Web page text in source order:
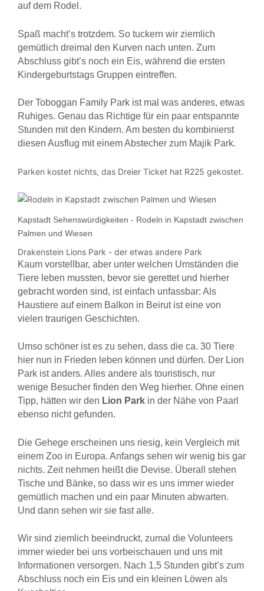
auf dem Rodel.
Spaß macht’s trotzdem. So tuckern wir ziemlich
gemütlich dreimal den Kurven nach unten. Zum
Abschluss gibt’s noch ein Eis, während die ersten
Kindergeburtstags Gruppen eintreffen.
Der Toboggan Family Park ist mal was anderes, etwas
Ruhiges. Genau das Richtige für ein paar entspannte
Stunden mit den Kindern. Am besten du kombinierst
diesen Ausflug mit einem Abstecher zum Majik Park.
Parken kostet nichts, das Dreier Ticket hat R225 gekostet.
Kapstadt Sehenswürdigkeiten - Rodeln in Kapstadt zwischen
Palmen und Wiesen
Drakenstein Lions Park - der etwas andere Park
Kaum vorstellbar, aber unter welchen Umständen die
Tiere leben mussten, bevor sie gerettet und hierher
gebracht worden sind, ist einfach unfassbar: Als
Haustiere auf einem Balkon in Beirut ist eine von
vielen traurigen Geschichten.
Umso schöner ist es zu sehen, dass die ca. 30 Tiere
hier nun in Frieden leben können und dürfen. Der Lion
Park ist anders. Alles andere als touristisch, nur
wenige Besucher finden den Weg hierher. Ohne einen
Tipp, hätten wir den Lion Park in der Nähe von Paarl
ebenso nicht gefunden.
Die Gehege erscheinen uns riesig, kein Vergleich mit
einem Zoo in Europa. Anfangs sehen wir wenig bis gar
nichts. Zeit nehmen heißt die Devise. Überall stehen
Tische und Bänke, so dass wir es uns immer wieder
gemütlich machen und ein paar Minuten abwarten.
Und dann sehen wir sie fast alle.
Wir sind ziemlich beeindruckt, zumal die Volunteers
immer wieder bei uns vorbeischauen und uns mit
Informationen versorgen. Nach 1,5 Stunden gibt’s zum
Abschluss noch ein Eis und ein kleinen Löwen als